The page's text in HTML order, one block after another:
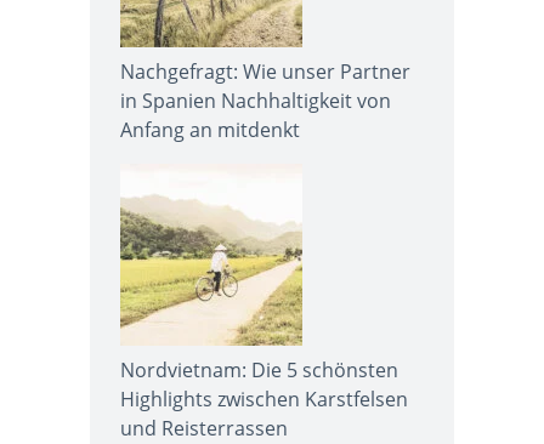
Nachgefragt: Wie unser Partner
in Spanien Nachhaltigkeit von
Anfang an mitdenkt
Nordvietnam: Die 5 schönsten
Highlights zwischen Karstfelsen
und Reisterrassen